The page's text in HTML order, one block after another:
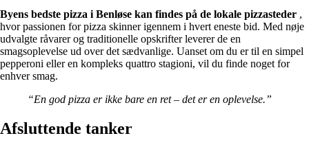
Byens bedste pizza i Benløse kan findes på de lokale pizzasteder ,
hvor passionen for pizza skinner igennem i hvert eneste bid. Med nøje
udvalgte råvarer og traditionelle opskrifter leverer de en
smagsoplevelse ud over det sædvanlige. Uanset om du er til en simpel
pepperoni eller en kompleks quattro stagioni, vil du finde noget for
enhver smag.
“En god pizza er ikke bare en ret – det er en oplevelse.”
Afsluttende tanker